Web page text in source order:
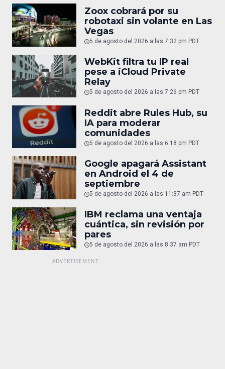
Zoox cobrará por su
robotaxi sin volante en Las
Vegas
5 de agosto del 2026 a las 7:32 pm PDT
WebKit filtra tu IP real
pese a iCloud Private
Relay
5 de agosto del 2026 a las 7:26 pm PDT
Reddit abre Rules Hub, su
IA para moderar
comunidades
5 de agosto del 2026 a las 6:18 pm PDT
Google apagará Assistant
en Android el 4 de
septiembre
5 de agosto del 2026 a las 11:37 am PDT
IBM reclama una ventaja
cuántica, sin revisión por
pares
5 de agosto del 2026 a las 8:37 am PDT